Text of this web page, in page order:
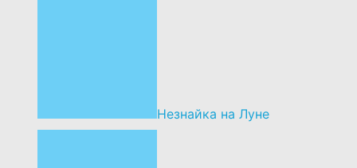
Незнайка на Луне